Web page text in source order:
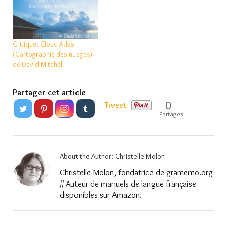
Critique: Cloud Atlas
(Cartographie des nuages)
de David Mitchell
Partager cet article
Tweet
0
Partages
About the Author: Christelle Molon
Christelle Molon, fondatrice de gramemo.org
// Auteur de manuels de langue française
disponibles sur Amazon.